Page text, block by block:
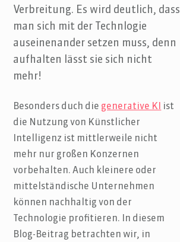
Verbreitung. Es wird deutlich, dass
man sich mit der Technlogie
auseinenander setzen muss, denn
aufhalten lässt sie sich nicht
mehr!
Besonders duch die generative KI
ist
die Nutzung von Künstlicher
Intelligenz ist mittlerweile nicht
mehr nur großen Konzernen
vorbehalten. Auch kleinere oder
mittelständische Unternehmen
können nachhaltig von der
Technologie profitieren. In diesem
Blog-Beitrag betrachten wir, in